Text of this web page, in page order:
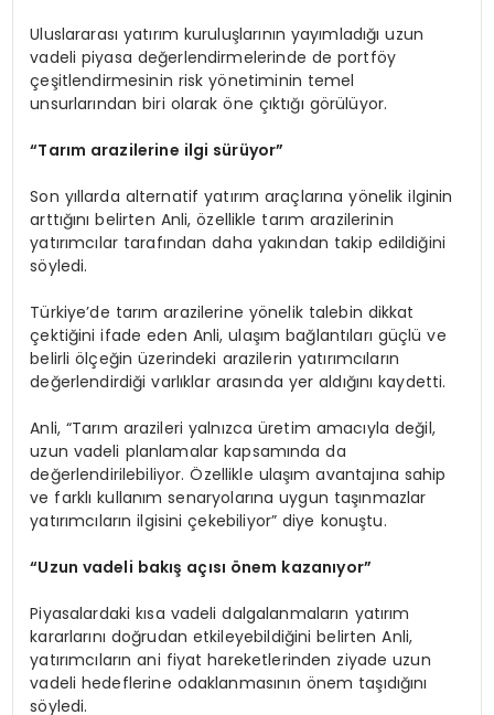
Uluslararası yatırım kuruluşlarının yayımladığı uzun
vadeli piyasa değerlendirmelerinde de portföy
çeşitlendirmesinin risk yönetiminin temel
unsurlarından biri olarak öne çıktığı görülüyor.
“Tarım arazilerine ilgi sürüyor”
Son yıllarda alternatif yatırım araçlarına yönelik ilginin
arttığını belirten Anli, özellikle tarım arazilerinin
yatırımcılar tarafından daha yakından takip edildiğini
söyledi.
Türkiye’de tarım arazilerine yönelik talebin dikkat
çektiğini ifade eden Anli, ulaşım bağlantıları güçlü ve
belirli ölçeğin üzerindeki arazilerin yatırımcıların
değerlendirdiği varlıklar arasında yer aldığını kaydetti.
Anli, “Tarım arazileri yalnızca üretim amacıyla değil,
uzun vadeli planlamalar kapsamında da
değerlendirilebiliyor. Özellikle ulaşım avantajına sahip
ve farklı kullanım senaryolarına uygun taşınmazlar
yatırımcıların ilgisini çekebiliyor” diye konuştu.
“Uzun vadeli bakış açısı önem kazanıyor”
Piyasalardaki kısa vadeli dalgalanmaların yatırım
kararlarını doğrudan etkileyebildiğini belirten Anli,
yatırımcıların ani fiyat hareketlerinden ziyade uzun
vadeli hedeflerine odaklanmasının önem taşıdığını
söyledi.